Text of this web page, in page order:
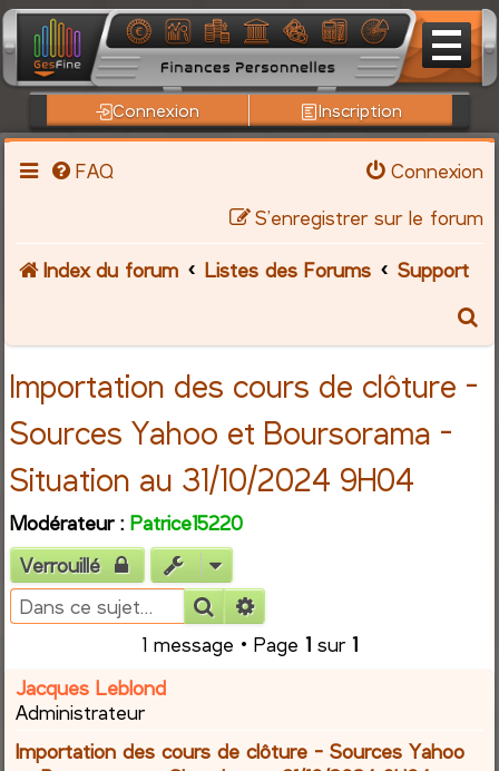
Connexion Inscription
FAQ
Connexion
S’enregistrer sur le forum
Index du forum Listes des Forums
Support
Importation des cours de clôture -
Sources Yahoo et Boursorama -
Situation au 31/10/2024 9H04
Modérateur : Patrice15220
Verrouillé
Rechercher
1 message • Page 1 sur 1
Jacques Leblond
Administrateur
Importation des cours de clôture - Sources Yahoo